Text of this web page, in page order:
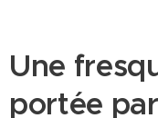
Une
portée